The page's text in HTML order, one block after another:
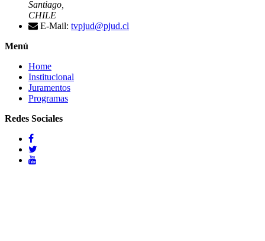
Santiago,
CHILE
E-Mail: tvpjud@pjud.cl
Menú
Home
Institucional
Juramentos
Programas
Redes Sociales